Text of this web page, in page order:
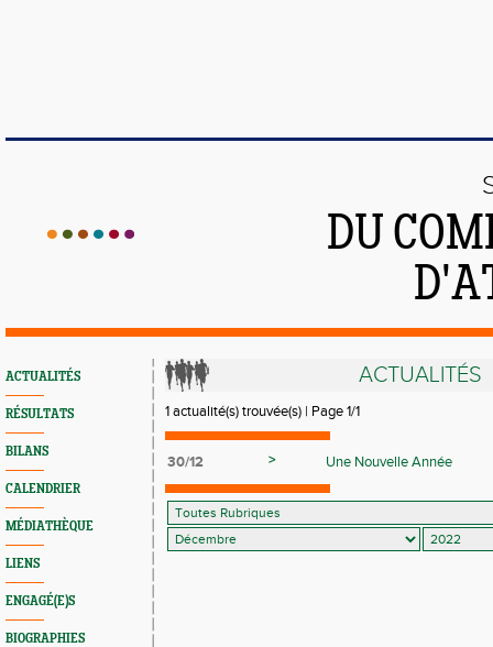
DU
ACTUALITÉS
RÉSULTATS
BILANS
CALENDRIER
MÉDIATHÈQUE
LIENS
ENGAGÉ(E)S
BIOGRAPHIES
ACTUALITÉS
1 actualité(s) trouvée(s) | Page 1/1
30/12 > Une Nouvelle Année